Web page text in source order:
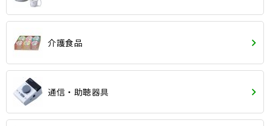
介護食品
通信・助聴器具